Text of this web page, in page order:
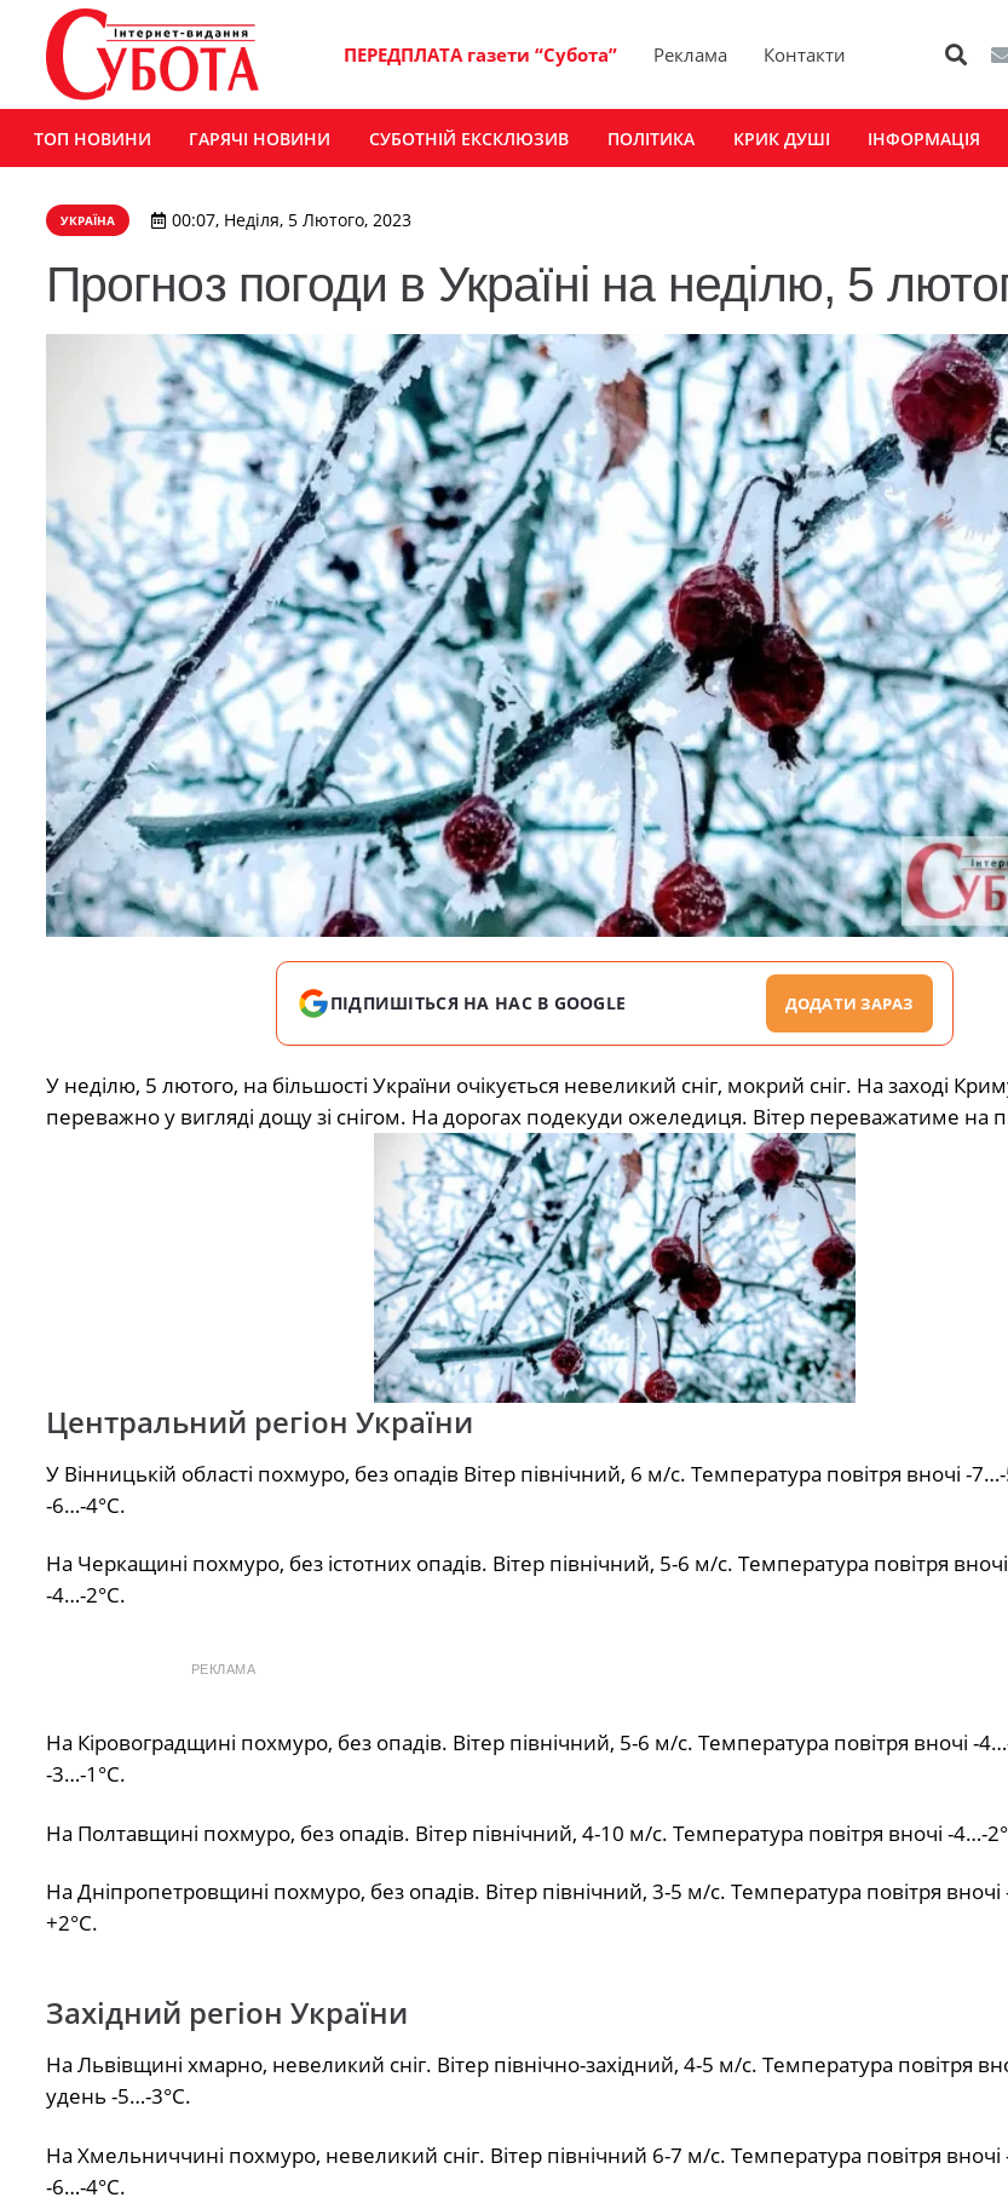
ПЕРЕДПЛАТА газети “Субота” Реклама Контакти
ТОП НОВИНИ ГАРЯЧІ НОВИНИ СУБОТНІЙ ЕКСКЛЮЗИВ ПОЛІТИКА КРИК ДУШІ ІНФОРМАЦІЯ
УКРАЇНА 00:07, Неділя, 5 Лютого, 2023
Прогноз погоди в Україні на неділю, 5
ПІДПИШІТЬСЯ НА НАС В GOOGLE ДОДАТИ ЗАРАЗ
У неділю, 5 лютого, на більшості України очікується невеликий сніг, мокрий сніг. На заході
переважно у вигляді дощу зі снігом. На дорогах подекуди ожеледиця. Вітер переважатиме на
Центральний регіон України
У Вінницькій області похмуро, без опадів Вітер північний, 6 м/с. Температура повітря вночі -
-6…-4°С.
На Черкащині похмуро, без істотних опадів. Вітер північний, 5-6 м/с. Температура повітря
-4…-2°С.
РЕКЛАМА
На Кіровоградщині похмуро, без опадів. Вітер північний, 5-6 м/с. Температура повітря вночі -
-3…-1°С.
На Полтавщині похмуро, без опадів. Вітер північний, 4-10 м/с. Температура повітря вночі -4…-
На Дніпропетровщині похмуро, без опадів. Вітер північний, 3-5 м/с. Температура повітря
+2°С.
Західний регіон України
На Львівщині хмарно, невеликий сніг. Вітер північно-західний, 4-5 м/с. Температура повітря
удень -5…-3°С.
На Хмельниччині похмуро, невеликий сніг. Вітер північний 6-7 м/с. Температура повітря
-6…-4°С.